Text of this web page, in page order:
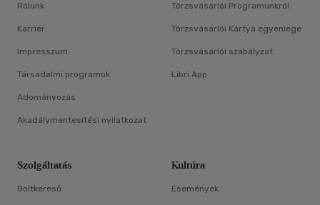
Rólunk
Karrier
Impresszum
Társadalmi programok
Adományozás
Akadálymentesítési nyilatkozat
Törzsvásárlói Programunkról
Törzsvásárlói Kártya egyenlege
Törzsvásárlói szabályzat
Libri App
Szolgáltatás
Boltkereső
Kultúra
Események